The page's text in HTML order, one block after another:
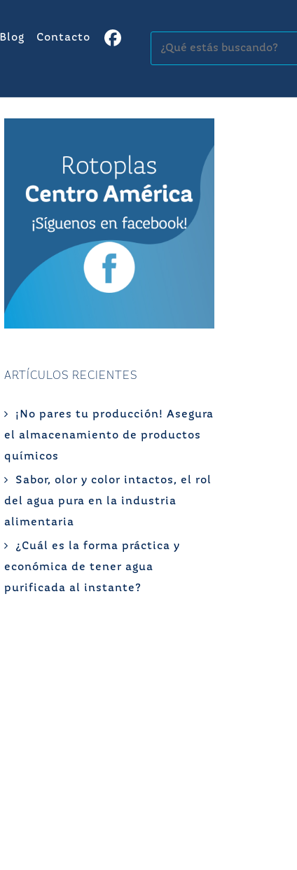
Blog Contacto Buscar:
ARTÍCULOS RECIENTES
¡No pares tu producción! Asegura
el almacenamiento de productos
químicos
Sabor, olor y color intactos, el rol
del agua pura en la industria
alimentaria
¿Cuál es la forma práctica y
económica de tener agua
purificada al instante?